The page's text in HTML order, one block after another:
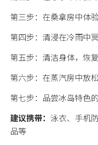
中国春节
中国国庆
第三步：在桑拿房中体
第四步：清浸在冷雨中
第五步：清洁身体，恢
第六步：在蒸汽房中放松
第七步：品尝冰岛特色
建议携带： 泳衣、手机
品等